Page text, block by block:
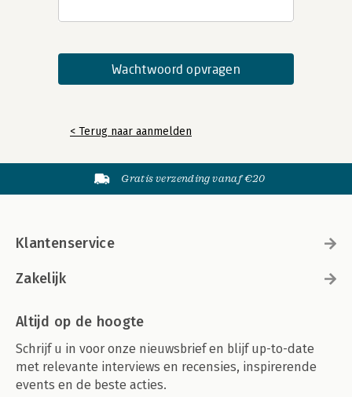
< Terug naar aanmelden
Gratis verzending vanaf €20
Klantenservice
Zakelijk
Altijd op de hoogte
Schrijf u in voor onze nieuwsbrief en blijf up-to-date
met relevante interviews en recensies, inspirerende
events en de beste acties.